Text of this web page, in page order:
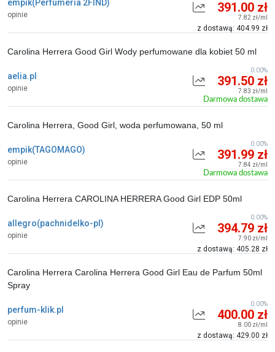
empik(Perfumeria 2FIND)
opinie 391.00 zł
7.82 zł/ml
z dostawą: 404.99 zł
aelia.pl
opinie
Carolina Herrera Good Girl Wody perfumowane dla kobiet 50 ml
391.50 zł
7.83 zł/ml
Darmowa dostawa
0.00%
empik(TAGOMAGO)
opinie
Carolina Herrera, Good Girl, woda perfumowana, 50 ml
391.99 zł
7.84 zł/ml
Darmowa dostawa
0.00%
allegro(pachnidelko-pl)
opinie
Carolina Herrera CAROLINA HERRERA Good Girl EDP 50ml
394.79 zł
7.90 zł/ml
z dostawą: 405.28 zł
0.00%
perfum-klik.pl
opinie
Carolina Herrera Carolina Herrera Good Girl Eau de Parfum 50ml
Spray
400.00 zł
8.00 zł/ml
z dostawą: 429.00 zł
0.00%